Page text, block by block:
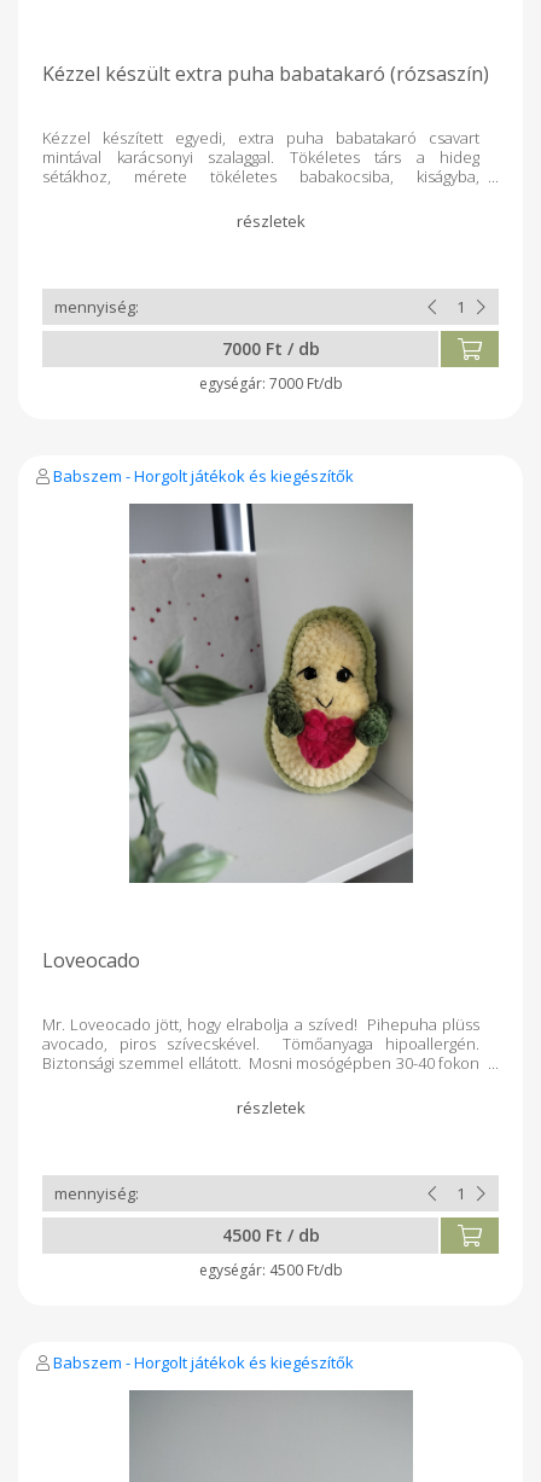
Kézzel készült extra puha babatakaró (rózsaszín)
Kézzel készített egyedi, extra puha babatakaró csavart
mintával karácsonyi szalaggal. Tökéletes társ a hideg
sétákhoz, mérete tökéletes babakocsiba, kiságyba,
7000 Ft / db
7000 Ft/db
Babszem - Horgolt játékok és kiegészítők
Loveocado
Mr. Loveocado jött, hogy elrabolja a szíved! Pihepuha plüss
avocado, piros szívecskével. Tömőanyaga hipoallergén.
Biztonsági szemmel ellátott. Mosni mosógépben 30-40 fokon
használata szülői felügyelet mellett ajánlott!
4500 Ft / db
4500 Ft/db
Babszem - Horgolt játékok és kiegészítők